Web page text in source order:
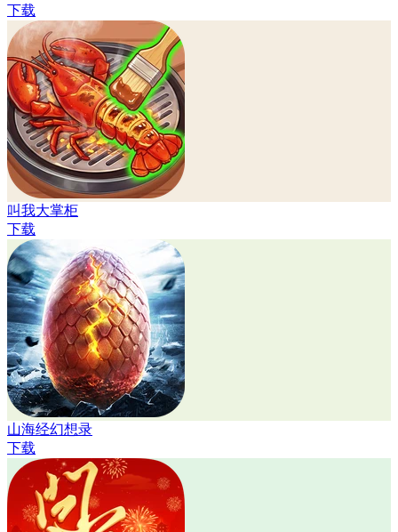
下载
叫我大掌柜
下载
山海经幻想录
下载